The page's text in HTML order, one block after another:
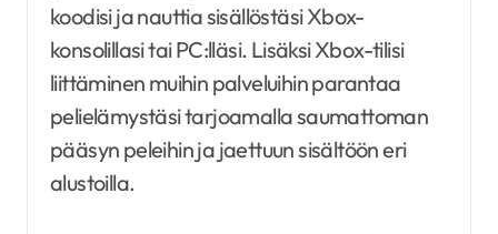
koodisi ja nauttia sisällöstäsi Xbox-
konsolillasi tai PC:lläsi. Lisäksi Xbox-tilisi
liittäminen muihin palveluihin parantaa
pelielämystäsi tarjoamalla saumattoman
pääsyn peleihin ja jaettuun sisältöön eri
alustoilla.